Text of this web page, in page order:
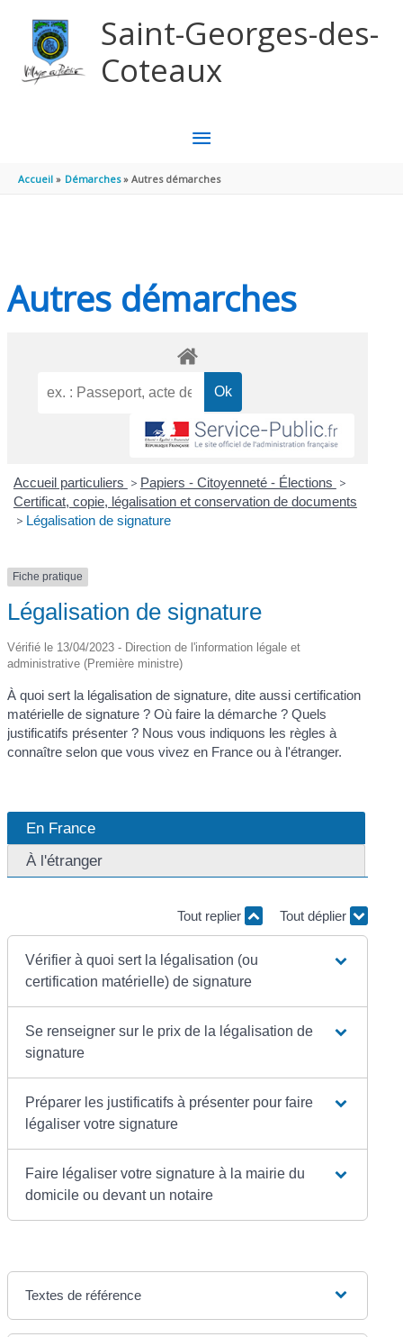
Saint-Georges-des-
Coteaux
MENU
PRINCIPAL
Accueil Démarches Autres démarches
Autres démarches
Accueil particuliers > Papiers - Citoyenneté - Élections >
Certificat, copie, légalisation et conservation de documents
> Légalisation de signature
Fiche pratique
Légalisation de signature
Vérifié le 13/04/2023 - Direction de l'information légale et
administrative (Première ministre)
À quoi sert la légalisation de signature, dite aussi certification
matérielle de signature ? Où faire la démarche ? Quels
justificatifs présenter ? Nous vous indiquons les règles à
connaître selon que vous vivez en France ou à l'étranger.
En France
À l'étranger
Tout replier Tout déplier
Vérifier à quoi sert la légalisation (ou
certification matérielle) de signature
Se renseigner sur le prix de la légalisation de
signature
Préparer les justificatifs à présenter pour faire
légaliser votre signature
Faire légaliser votre signature à la mairie du
domicile ou devant un notaire
Textes de référence